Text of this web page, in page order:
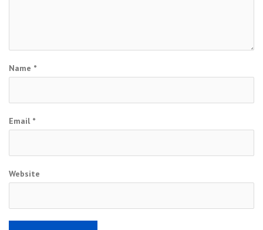
Name *
Email *
Website